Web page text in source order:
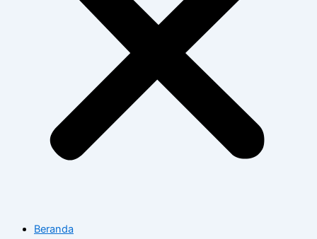
Beranda